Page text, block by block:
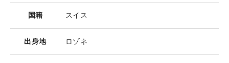
国籍 スイス
出身地 ロゾネ